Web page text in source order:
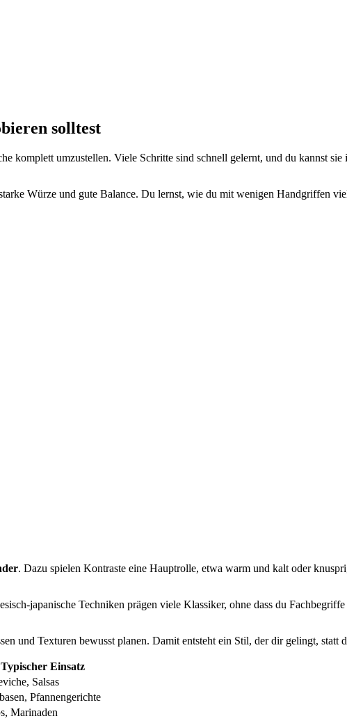
solltest
komplett umzustellen. Viele Schritte sind schnell gelernt, und du kannst
Würze und gute Balance. Du lernst, wie du mit wenigen Handgriffen
. Dazu spielen Kontraste eine Hauptrolle, etwa warm und kalt oder
japanische Techniken prägen viele Klassiker, ohne dass du
und Texturen bewusst planen. Damit entsteht ein Stil, der dir gelingt, statt
Typischer Einsatz
Salsas
Pfannengerichte
Marinaden